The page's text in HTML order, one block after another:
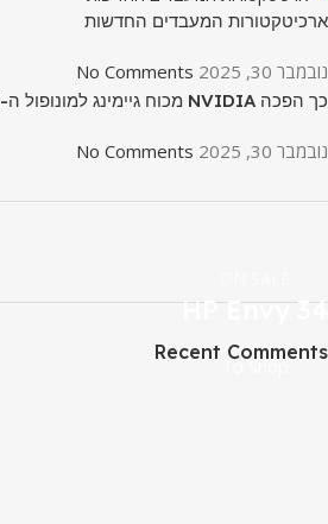
ארכיטקטורות המעבדים החדשות
נובמבר 30, 2025 No Comments
כך הפכה NVIDIA מכוח גיימינג למונופול ה-AI
נובמבר 30, 2025 No Comments
HP Envy 34
To Shop
Recent Comments